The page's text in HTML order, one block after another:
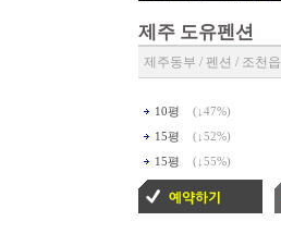
제주 도유펜션
제주동부 / 펜션 / 조천읍
10평 (↓ 47%)
15평 (↓ 52%)
15평 (↓ 55%)